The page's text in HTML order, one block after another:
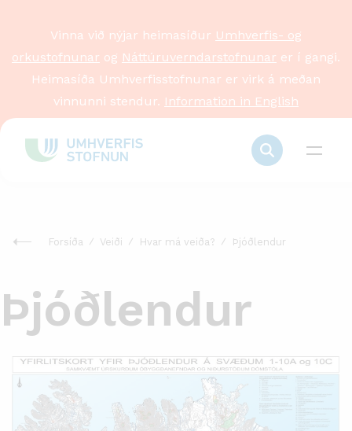
Vinna við nýjar heimasíður Umhverfis- og
orkustofnunar og Náttúruverndarstofnunar er í gangi.
Heimasíða Umhverfisstofnunar er virk á meðan
vinnunni stendur. Information in English
Forsíða Veiði Hvar má veiða? Þjóðlendur
Þjóðlendur